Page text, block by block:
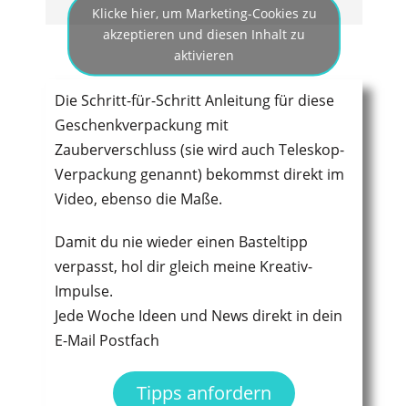
Klicke hier, um Marketing-Cookies zu
akzeptieren und diesen Inhalt zu
aktivieren
Die Schritt-für-Schritt Anleitung für diese
Geschenkverpackung mit
Zauberverschluss (sie wird auch Teleskop-
Verpackung genannt) bekommst direkt im
Video, ebenso die Maße.
Damit du nie wieder einen Basteltipp
verpasst, hol dir gleich meine Kreativ-
Impulse.
Jede Woche Ideen und News direkt in dein
E-Mail Postfach
Tipps anfordern